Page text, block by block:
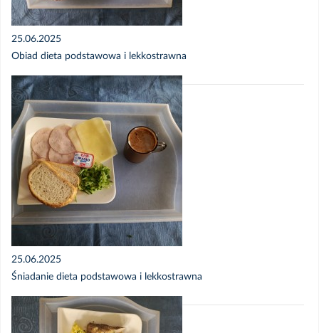
Marzec 2025 - Zdjęcia posiłków
Marzec 2025 - Jadłospis
Luty 2025 - Zdjęcia posiłków
Luty 2025 - Jadłospis
Styczeń 2025 - Zdjęcia posiłków
Styczeń 2025 - Jadłospis
25.06.2025
Obiad dieta podstawowa i lekkostrawna
25.06.2025
Śniadanie dieta podstawowa i lekkostrawna